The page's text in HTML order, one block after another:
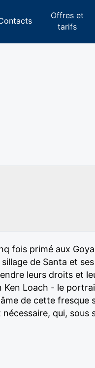
Offres et
tarifs
fois primé aux
de Santa et ses
leurs droits et
Ken Loach - le
de cette fresque
qui, sous